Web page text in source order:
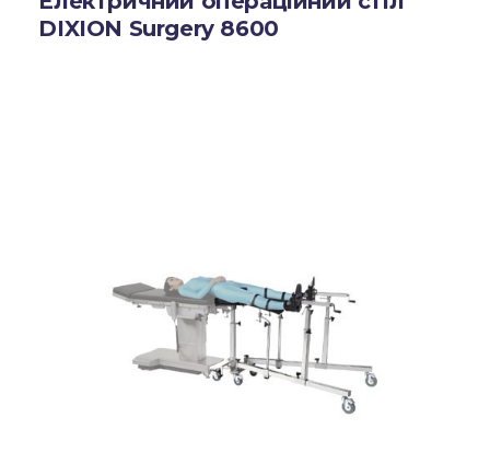
DIXION Surgery 8600